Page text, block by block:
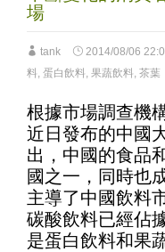
場
tank 2014/08/06
料, 蛋白飲料, 果蔬飲料, 茶葉
根據市場調查機
近日發布的中國
出，中國的食品
國之一，同時也
主導了中國飲料
碳酸飲料已經佔
是蛋白飲料和果